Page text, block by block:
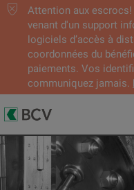
Attention aux escrocs!
venant d'un support
logiciels d’accès à
coordonnées du
paiements. Vos
communiquez jamais.